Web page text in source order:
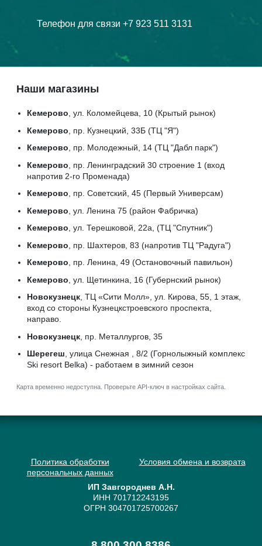
Наши магазины
Кемерово, ул. Коломейцева, 10 (Крытый рынок)
Кемерово , пр. Кузнецкий, 33Б (ТЦ "Я")
Кемерово, пр. Молодежный, 14 (ТЦ "Дабл парк")
Кемерово , пр. Ленинградский 30 строение 1 (вход
напротив 2-го Променада)
Кемерово, пр. Советский, 45 (Первый Универсам)
Кемерово , ул. Ленина 75 (район Фабричка)
Кемерово, ул. Терешковой, 22а, (ТЦ "Спутник")
Кемерово , пр. Шахтеров, 83 (напротив ТЦ "Радуга")
Кемерово, пр. Ленина, 49 (Остановочный павильон)
Кемерово , ул. Щетинкина, 16 (Губернский рынок)
Новокузнецк, ТЦ «Сити Молл», ул. Кирова, 55, 1 этаж,
вход со стороны Кузнецкстроевского проспекта,
направо.
Новокузнецк, пр. Металлургов, 35
Шерегеш, улица Снежная , 8/2 (Горнолыжный комплекс
Ski resort Belka) - работаем в зимний сезон
Карта временно недоступна. Проверьте API-ключ в настройках сайта.
Телефон для связи +7 923 511 3131
Политика обработки
персональных данных
Условия обмена и возврата
ИП Завгороднев А.Н.
ИНН 701712243195
ОГРН 304701725700267